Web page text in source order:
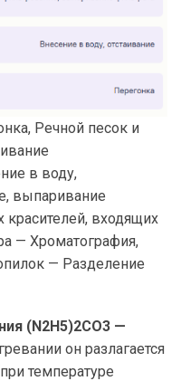
Речной песок и
в воду,
выпаривание
красителей, входящих
— Хроматография,
— Разделение
(N2H5)2CO3 —
он разлагается
температуре